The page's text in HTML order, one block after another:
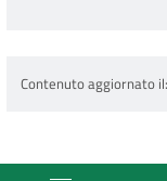
Contenuto aggiornato il